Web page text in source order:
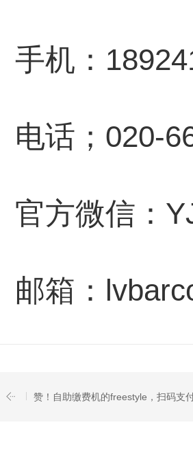
：
；020-
微信：
：
赞！自助缴费机的freestyle，扫码支